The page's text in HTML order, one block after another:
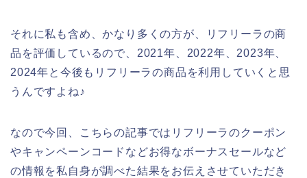
それに私も含め、かなり多くの方が、リフリーラの商
品を評価しているので、2021年、2022年、2023年、
2024年と今後もリフリーラの商品を利用していくと思
うんですよね♪
なので今回、こちらの記事ではリフリーラのクーポン
やキャンペーンコードなどお得なボーナスセールなど
の情報を私自身が調べた結果をお伝えさせていただき